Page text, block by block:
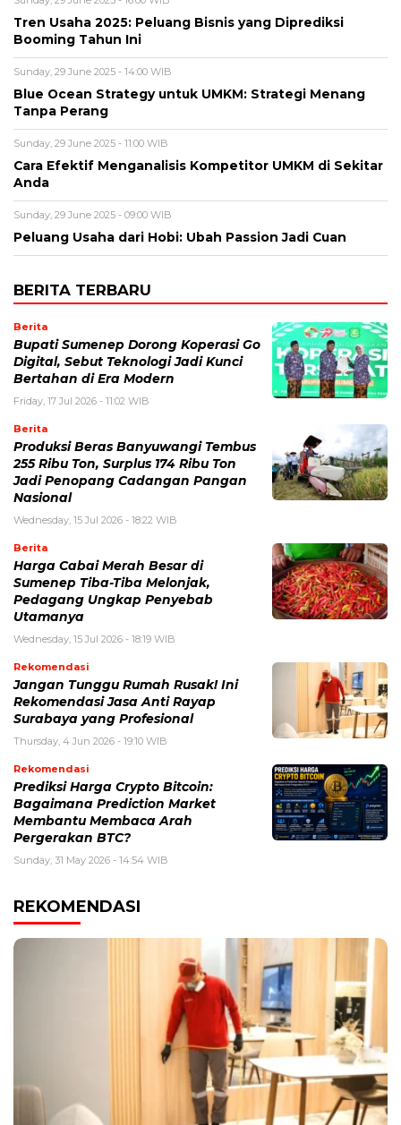
Tren Usaha 2025: Peluang Bisnis yang Diprediksi
Booming Tahun Ini
Sunday, 29 June 2025 - 14:00 WIB
Blue Ocean Strategy untuk UMKM: Strategi Menang
Tanpa Perang
Sunday, 29 June 2025 - 11:00 WIB
Cara Efektif Menganalisis Kompetitor UMKM di Sekitar
Anda
Sunday, 29 June 2025 - 09:00 WIB
Peluang Usaha dari Hobi: Ubah Passion Jadi Cuan
BERITA TERBARU
Berita
Bupati Sumenep Dorong Koperasi Go
Digital, Sebut Teknologi Jadi Kunci
Bertahan di Era Modern
Friday, 17 Jul 2026 - 11:02 WIB
Berita
Produksi Beras Banyuwangi Tembus
255 Ribu Ton, Surplus 174 Ribu Ton
Jadi Penopang Cadangan Pangan
Nasional
Wednesday, 15 Jul 2026 - 18:22 WIB
Berita
Harga Cabai Merah Besar di
Sumenep Tiba-Tiba Melonjak,
Pedagang Ungkap Penyebab
Utamanya
Wednesday, 15 Jul 2026 - 18:19 WIB
Rekomendasi
Jangan Tunggu Rumah Rusak! Ini
Rekomendasi Jasa Anti Rayap
Surabaya yang Profesional
Thursday, 4 Jun 2026 - 19:10 WIB
Rekomendasi
Prediksi Harga Crypto Bitcoin:
Bagaimana Prediction Market
Membantu Membaca Arah
Pergerakan BTC?
Sunday, 31 May 2026 - 14:54 WIB
REKOMENDASI